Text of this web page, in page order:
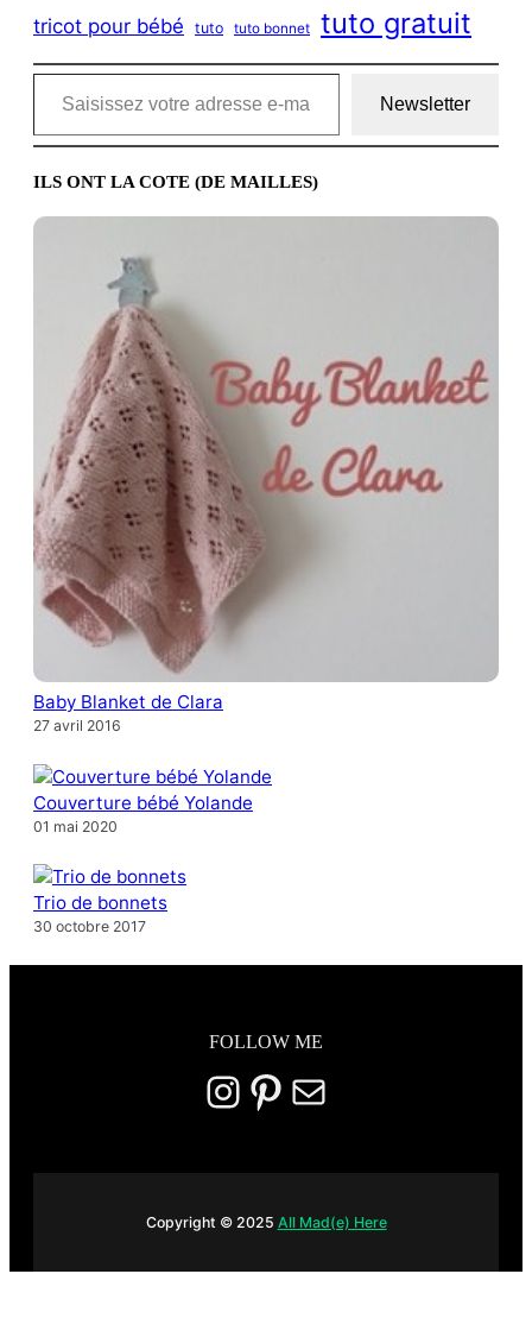
tricot pour bébé tuto tuto bonnet tuto gratuit
Saisissez votre adresse e-mail…
Newsletter
ILS ONT LA COTE (DE MAILLES)
Baby Blanket de Clara
27 avril 2016
Couverture bébé Yolande
01 mai 2020
Trio de bonnets
30 octobre 2017
FOLLOW ME
Instagram Pinterest E-mail
Copyright © 2025 All Mad(e) Here